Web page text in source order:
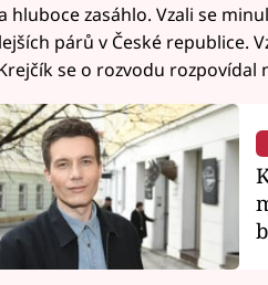
hluboce zasáhlo. Vzali se
párů v České republice.
se o rozvodu rozpovídal